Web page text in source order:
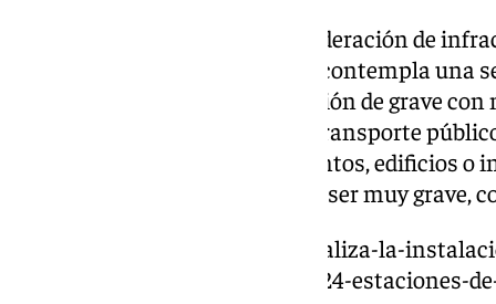
Estas prácticas tienen la consideración de
hasta 750 euros. La normativa contempla una
infracción tienen la consideración de grave
se producen en elementos del transporte
públicos. Si afectan a monumentos, edificios o
protegidos, la infracción pasa a ser muy grave,
https://www.101tv.es/renfe-finaliza-la-
videovigilancia-inteligente-en-24-estaciones-